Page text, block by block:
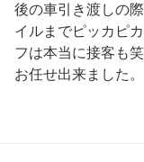
後の車引き渡しの
イルまでピッカピ
フは本当に接客も
お任せ出来ました